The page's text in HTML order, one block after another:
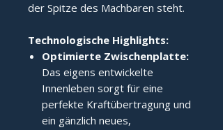
der Spitze des Machbaren steht.
Technologische Highlights:
Optimierte Zwischenplatte:
Das eigens entwickelte
Innenleben sorgt für eine
perfekte Kraftübertragung und
ein gänzlich neues,